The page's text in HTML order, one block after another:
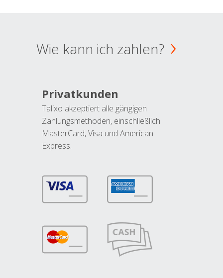
Wie kann ich zahlen?
Privatkunden
Talixo akzeptiert alle gängigen
Zahlungsmethoden, einschließlich
MasterCard, Visa und American
Express.